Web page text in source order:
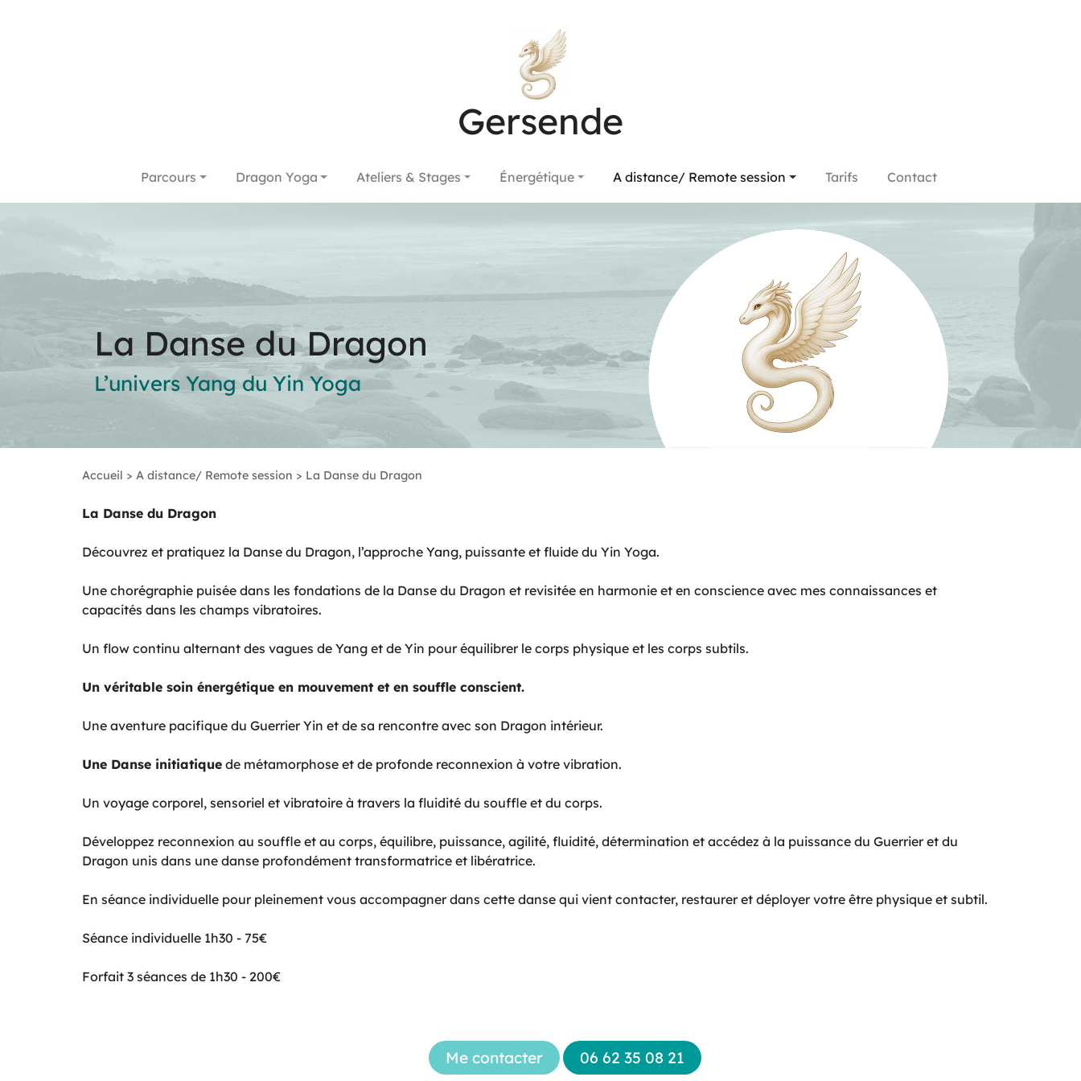
Gersende
Parcours Dragon Yoga Ateliers & Stages Énergétique A distance/ Remote session Tarifs Contact
La Danse du Dragon
L’univers Yang du Yin Yoga
Accueil > A distance/ Remote session > La Danse du Dragon
La Danse du Dragon
Découvrez et pratiquez la Danse du Dragon, l’approche Yang, puissante et fluide du Yin Yoga.
Une chorégraphie puisée dans les fondations de la Danse du Dragon et revisitée en harmonie et en conscience avec mes connaissances et
capacités dans les champs vibratoires.
Un flow continu alternant des vagues de Yang et de Yin pour équilibrer le corps physique et les corps subtils.
Un véritable soin énergétique en mouvement et en souffle conscient.
Une aventure pacifique du Guerrier Yin et de sa rencontre avec son Dragon intérieur.
Une Danse initiatique de métamorphose et de profonde reconnexion à votre vibration.
Un voyage corporel, sensoriel et vibratoire à travers la fluidité du souffle et du corps.
Développez reconnexion au souffle et au corps, équilibre, puissance, agilité, fluidité, détermination et accédez à la puissance du Guerrier et du
Dragon unis dans une danse profondément transformatrice et libératrice.
En séance individuelle pour pleinement vous accompagner dans cette danse qui vient contacter, restaurer et déployer votre être physique et subtil.
Séance individuelle 1h30 - 75€
Forfait 3 séances de 1h30 - 200€
Me contacter 06 62 35 08 21